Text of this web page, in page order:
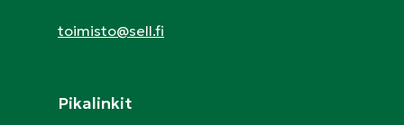
toimisto@sell.fi
Pikalinkit